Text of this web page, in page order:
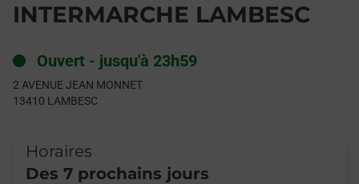
INTERMARCHE LAMBESC
Ouvert - jusqu'à 23h59
2 AVENUE JEAN MONNET
13410 LAMBESC
Horaires
Des 7 prochains jours